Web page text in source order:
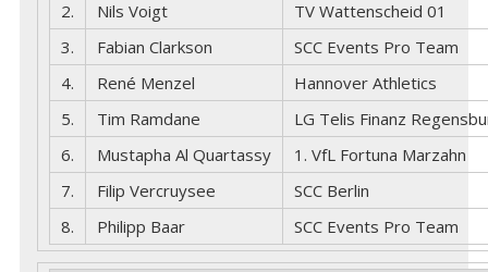
2.
Nils Voigt
TV Wattenscheid 01
3.
Fabian Clarkson
SCC Events Pro Team
4.
René Menzel
Hannover Athletics
5.
Tim Ramdane
LG Telis Finanz
6.
Mustapha Al Quartassy
1. VfL Fortuna Marzahn
7.
Filip Vercruysee
SCC Berlin
8.
Philipp Baar SCC Events Pro Team